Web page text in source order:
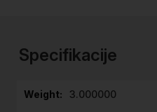
začetek
galerije
Specifikacije
3.000000